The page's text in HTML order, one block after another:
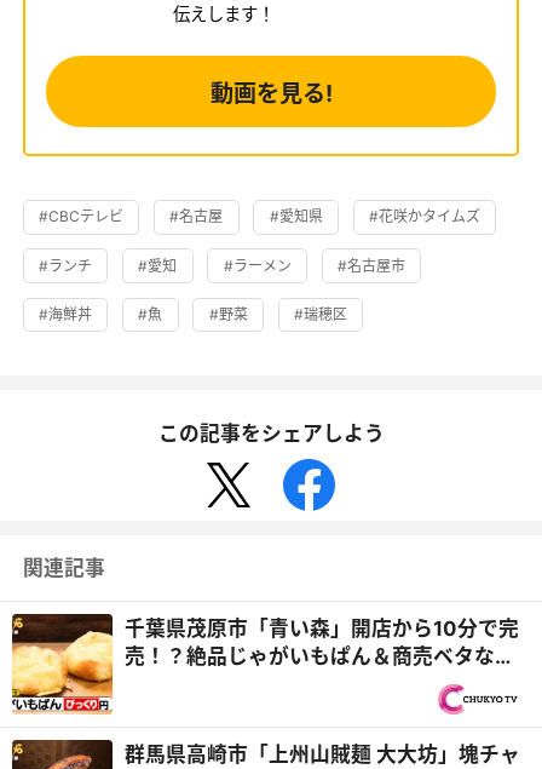
伝えします！
動画を見る!
#CBCテレビ #名古屋 #愛知県 #花咲かタイムズ
#ランチ #愛知 #ラーメン #名古屋市
#海鮮丼 #魚 #野菜 #瑞穂区
この記事をシェアしよう
関連記事
千葉県茂原市「青い森」開店から10分で完
売！？絶品じゃがいもぱん＆商売ベタなパ
群馬県高崎市「上州山賊麺 大大坊」塊チャ